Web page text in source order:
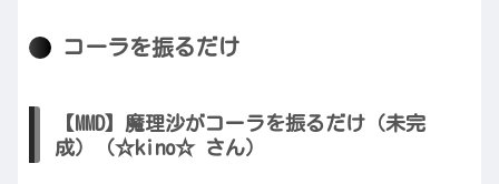
コーラを振るだけ
【MMD】魔理沙がコーラを振るだけ（未完
成）（☆kino☆ さん）